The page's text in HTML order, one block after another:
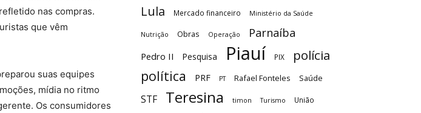
nas compras.
que vêm
suas equipes
mídia no ritmo
Os consumidores
Lula Mercado financeiro Ministério da Saúde
Nutrição Obras Operação Parnaíba
Pedro II Pesquisa Piauí PIX polícia
política PRF PT Rafael Fonteles Saúde
STF Teresina timon Turismo União